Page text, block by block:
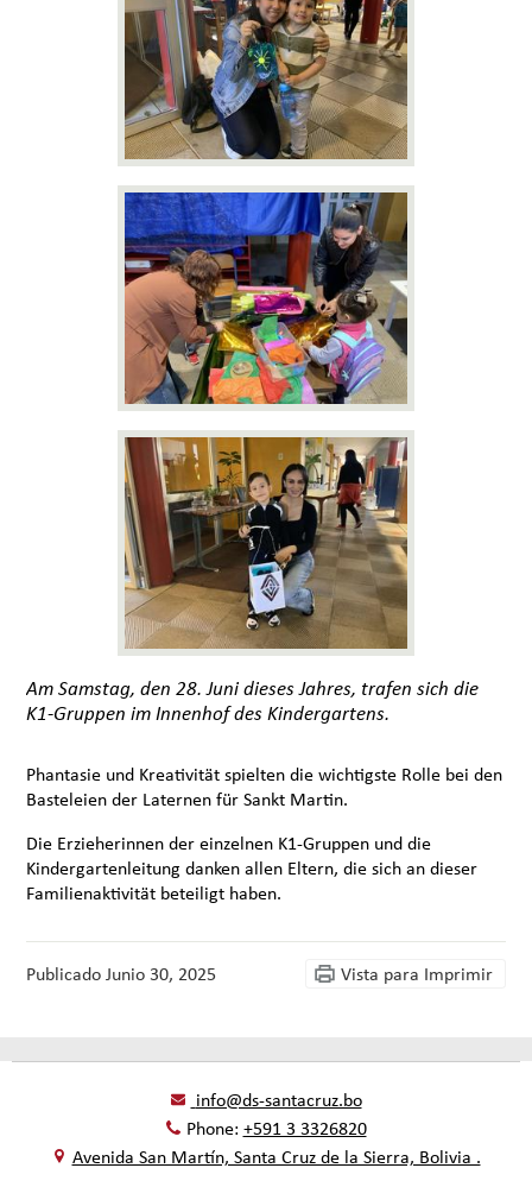
Am Samstag, den 28. Juni dieses Jahres, trafen sich die
K1-Gruppen im Innenhof des Kindergartens.
Phantasie und Kreativität spielten die wichtigste Rolle bei den
Basteleien der Laternen für Sankt Martin.
Die Erzieherinnen der einzelnen K1-Gruppen und die
Kindergartenleitung danken allen Eltern, die sich an dieser
Familienaktivität beteiligt haben.
PublicadoJunio 30, 2025 Vista para Imprimir
info@ds-santacruz.bo
Phone: +591 3 3326820
Avenida San Martín, Santa Cruz de la Sierra, Bolivia .